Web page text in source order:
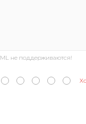
не поддерживаются!